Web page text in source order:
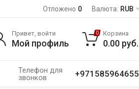
Отложено 0 Валюта: RUB
Телефон для
звонков
+971585964655
Привет, войти
Мой профиль
0 Корзина
0.00 руб.